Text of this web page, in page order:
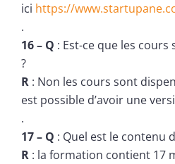
ici https://
.
16 – Q : Est-ce que les
?
R : Non les cours sont
est possible d’avoir une
.
17 – Q : Quel est le contenu
R : la formation contient 17